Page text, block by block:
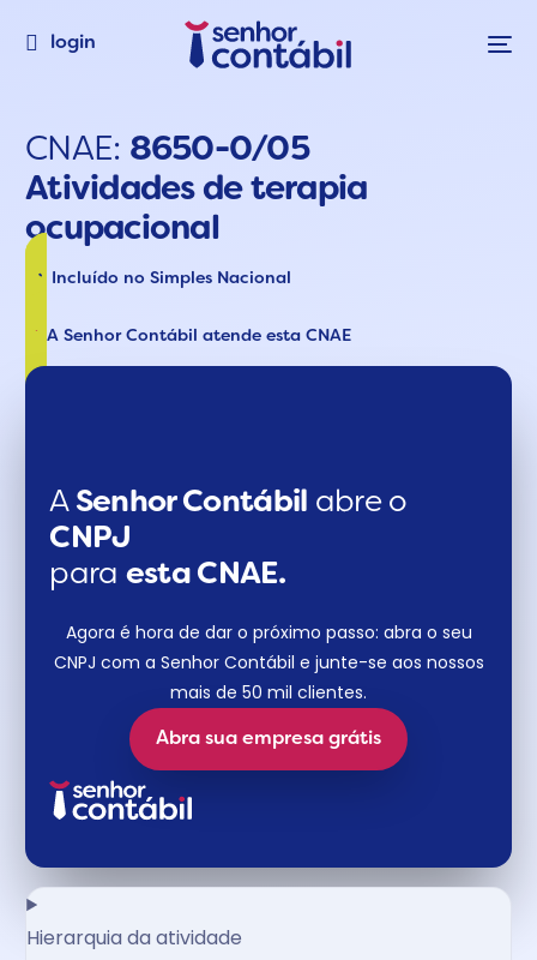
login
CNAE: 8650-0/05
Atividades de terapia
ocupacional
Incluído no Simples Nacional
A Senhor Contábil atende esta CNAE
A Senhor Contábil abre o
CNPJ
para esta CNAE.
Agora é hora de dar o próximo passo: abra o seu
CNPJ com a Senhor Contábil e junte-se aos nossos
mais de 50 mil clientes.
Abra sua empresa grátis
Hierarquia da atividade